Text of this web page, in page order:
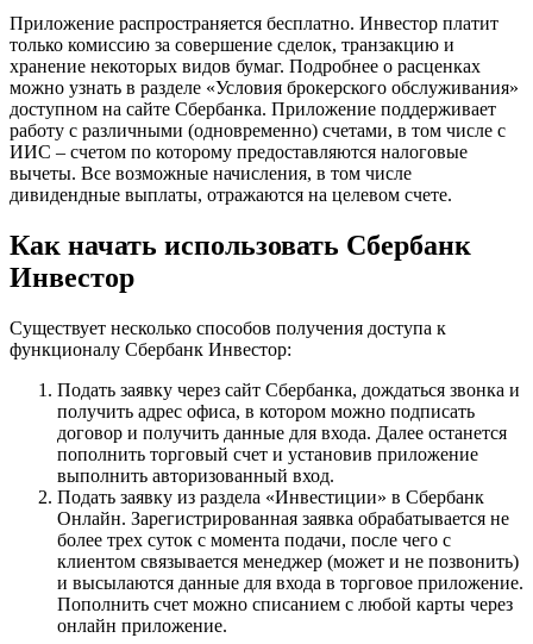
Приложение распространяется бесплатно. Инвестор платит
только комиссию за совершение сделок, транзакцию и
хранение некоторых видов бумаг. Подробнее о расценках
можно узнать в разделе «Условия брокерского обслуживания»
доступном на сайте Сбербанка. Приложение поддерживает
работу с различными (одновременно) счетами, в том числе с
ИИС – счетом по которому предоставляются налоговые
вычеты. Все возможные начисления, в том числе
дивидендные выплаты, отражаются на целевом счете.
Как начать использовать Сбербанк
Инвестор
Существует несколько способов получения доступа к
функционалу Сбербанк Инвестор:
Подать заявку через сайт Сбербанка, дождаться звонка и
получить адрес офиса, в котором можно подписать
договор и получить данные для входа. Далее останется
пополнить торговый счет и установив приложение
выполнить авторизованный вход.
Подать заявку из раздела «Инвестиции» в Сбербанк
Онлайн. Зарегистрированная заявка обрабатывается не
более трех суток с момента подачи, после чего с
клиентом связывается менеджер (может и не позвонить)
и высылаются данные для входа в торговое приложение.
Пополнить счет можно списанием с любой карты через
онлайн приложение.